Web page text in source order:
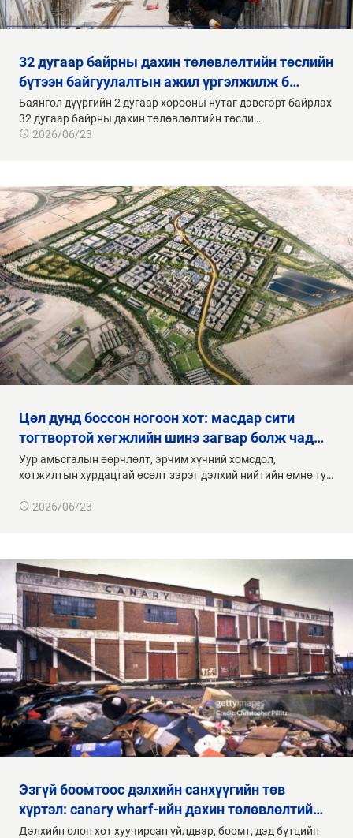
32 дугаар байрны дахин төлөвлөлтийн төслийн
бүтээн байгуулалтын ажил үргэлжилж б…
Баянгол дүүргийн 2 дугаар хорооны нутаг дэвсгэрт байрлах
32 дугаар байрны дахин төлөвлөлтийн төсли…
2026/06/23
цөл дунд боссон ногоон хот: масдар сити
тогтвортой хөгжлийн шинэ загвар болж чад…
Уур амьсгалын өөрчлөлт, эрчим хүчний хомсдол,
хотжилтын хурдацтай өсөлт зэрэг дэлхий нийтийн өмнө ту…
2026/06/23
эзгүй боомтоос дэлхийн санхүүгийн төв
хүртэл: canary wharf-ийн дахин төлөвлөлтий…
Дэлхийн олон хот хуучирсан үйлдвэр, боомт, дэд бүтцийн